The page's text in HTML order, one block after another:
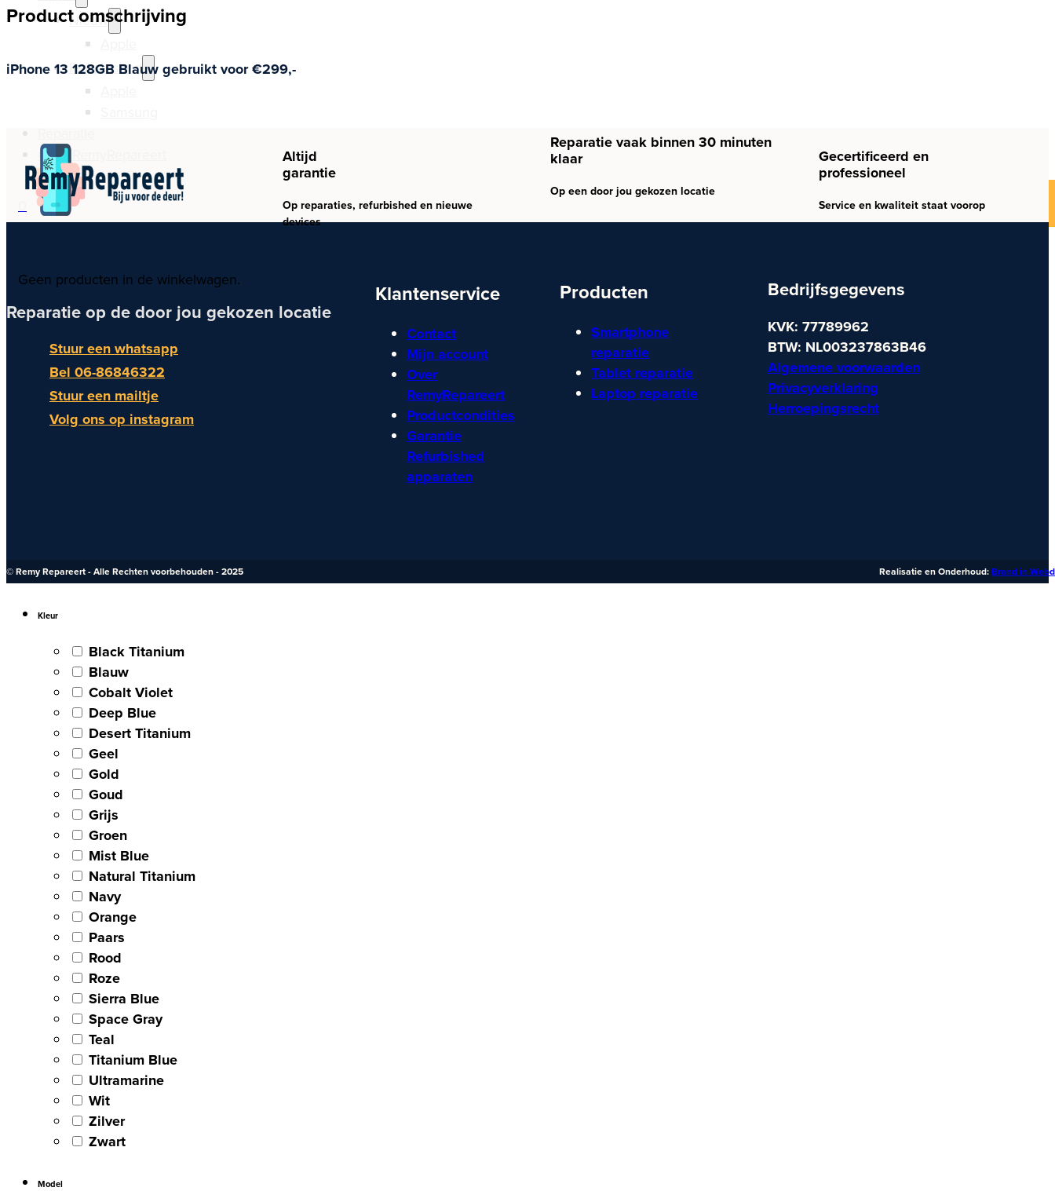
Nieuw
Refurbished
Over RemyRepareert
Geen producten in de winkelwagen.
Product omschrijving
iPhone 13 128GB Blauw gebruikt voor €299,-
Altijd
garantie
Op reparaties, refurbished en nieuwe
devices
Reparatie vaak binnen 30 minuten
klaar
Op een door jou gekozen locatie
Gecertificeerd en
professioneel
Service en kwaliteit staat voorop
Reparatie op de door jou gekozen locatie
Stuur een whatsapp
Bel 06-86846322
Stuur een mailtje
Volg ons op instagram
Klantenservice
Contact
Mijn account
Over
RemyRepareert
Productcondities
Garantie
Refurbished
apparaten
Producten
Smartphone
reparatie
Tablet reparatie
Laptop reparatie
Bedrijfsgegevens
KVK: 77789962
BTW: NL003237863B46
Algemene voorwaarden
Privacyverklaring
Herroepingsrecht
© Remy Repareert - Alle Rechten voorbehouden - 2025 Realisatie en Onderhoud:Brand in
Kleur
Black Titanium
Blauw
Cobalt Violet
Deep Blue
Desert Titanium
Geel
Gold
Goud
Grijs
Groen
Mist Blue
Natural Titanium
Navy
Orange
Paars
Rood
Roze
Sierra Blue
Space Gray
Teal
Titanium Blue
Ultramarine
Wit
Zilver
Zwart
Model